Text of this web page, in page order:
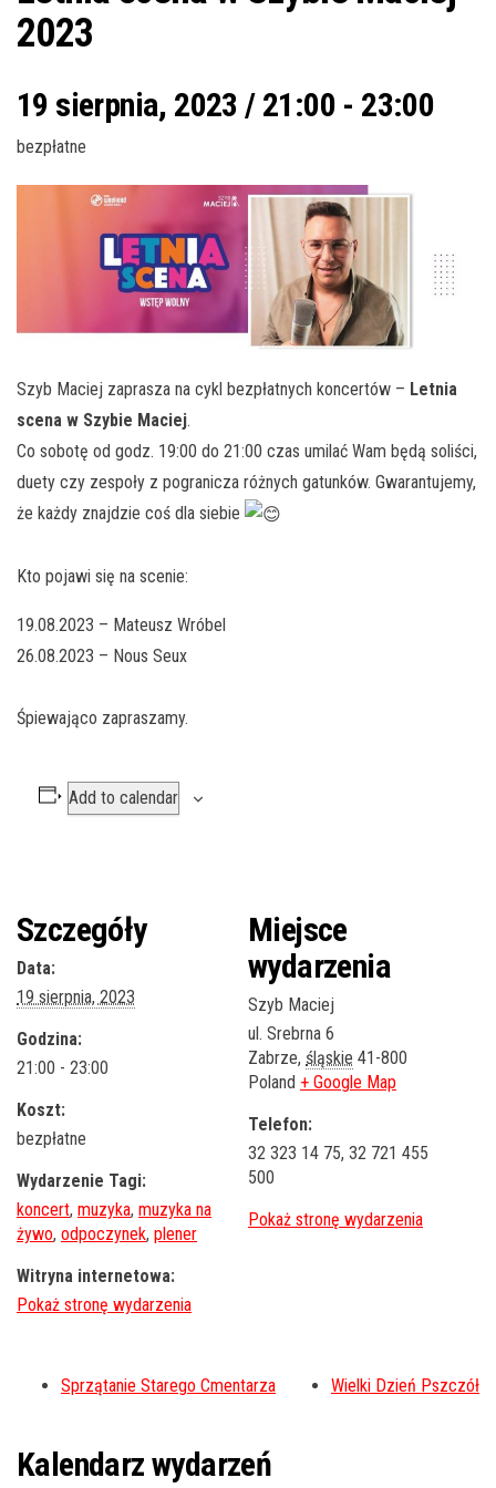
2023
19 sierpnia, 2023 / 21:00 - 23:00
bezpłatne
Szyb Maciej zaprasza na cykl bezpłatnych koncertów – Letnia
scena w Szybie Maciej.
Co sobotę od godz. 19:00 do 21:00 czas umilać Wam będą soliści,
duety czy zespoły z pogranicza różnych gatunków. Gwarantujemy,
że każdy znajdzie coś dla siebie
Kto pojawi się na scenie:
19.08.2023 – Mateusz Wróbel
26.08.2023 – Nous Seux
Śpiewająco zapraszamy.
Add to calendar
Szczegóły
Data:
19 sierpnia, 2023
Godzina:
21:00 - 23:00
Koszt:
bezpłatne
Wydarzenie Tagi:
koncert, muzyka, muzyka na
żywo, odpoczynek, plener
Witryna internetowa:
Miejsce
wydarzenia
Szyb Maciej
ul. Srebrna 6
Zabrze, śląskie 41-800
Poland + Google Map
Telefon:
32 323 14 75, 32 721 455
500
Sprzątanie Starego Cmentarza Wielki Dzień Pszczół
Kalendarz wydarzeń